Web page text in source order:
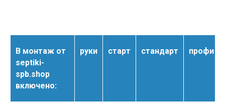
В монтаж от
septiki-
spb.shop
включено:
руки старт стандарт профи